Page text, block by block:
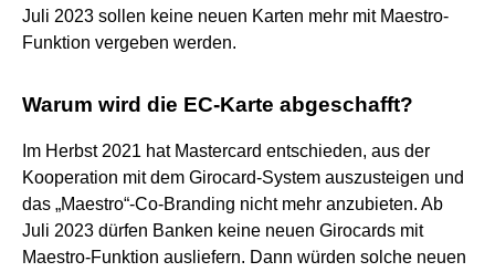
Juli 2023 sollen keine neuen Karten mehr mit Maestro-
Funktion vergeben werden.
Warum wird die EC-Karte abgeschafft?
Im Herbst 2021 hat Mastercard entschieden, aus der
Kooperation mit dem Girocard-System auszusteigen und
das „Maestro“-Co-Branding nicht mehr anzubieten. Ab
Juli 2023 dürfen Banken keine neuen Girocards mit
Maestro-Funktion ausliefern. Dann würden solche neuen